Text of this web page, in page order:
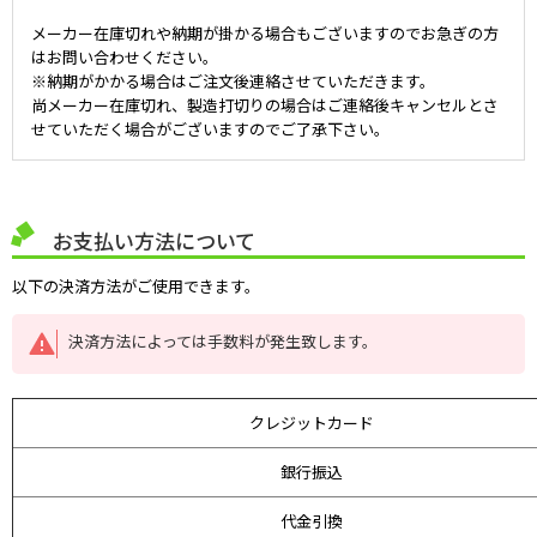
メーカー在庫切れや納期が掛かる場合もございますのでお急ぎの方
はお問い合わせください。
※納期がかかる場合はご注文後連絡させていただきます。
尚メーカー在庫切れ、製造打切りの場合はご連絡後キャンセルとさ
せていただく場合がございますのでご了承下さい。
お支払い方法について
以下の決済方法がご使用できます。
決済方法によっては手数料が発生致します。
クレジットカード
銀行振込
代金引換